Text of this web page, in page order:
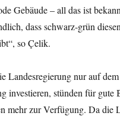
Gebäude – all das ist
dass schwarz-grün
so Çelik.
Landesregierung nur auf
investieren, stünden für
mehr zur Verfügung. Da die